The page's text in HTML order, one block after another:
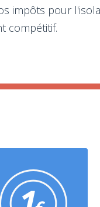
impôts pour
compétitif.